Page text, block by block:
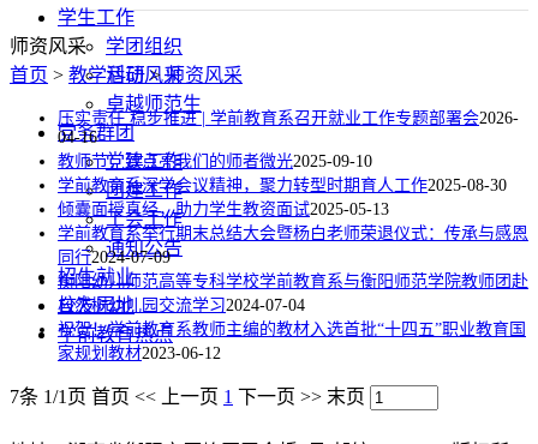
学生工作
学团组织
活动风采
卓越师范生
党务群团
党建工作
团建工作
工会工作
通知公告
招生就业
校友园地
学前教育热点
师资风采
首页 > 教学科研>师资风采
压实责任 稳步推进 | 学前教育系召开就业工作专题部署会2026-
04-16
教师节：致点亮我们的师者微光2025-09-10
学前教育系深学会议精神，聚力转型时期育人工作2025-08-30
倾囊面授真经，助力学生教资面试2025-05-13
学前教育系举行期末总结大会暨杨白老师荣退仪式：传承与感恩
同行2024-07-09
衡阳幼儿师范高等专科学校学前教育系与衡阳师范学院教师团赴
自然树幼儿园交流学习2024-07-04
祝贺！学前教育系教师主编的教材入选首批“十四五”职业教育国
家规划教材2023-06-12
7条 1/1页 首页 << 上一页 1 下一页 >> 末页